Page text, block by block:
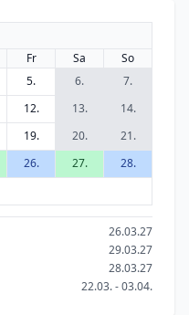
Fr Sa
So
5. 6.
7.
12. 13.
14.
19. 20.
21.
26. 27.
28.
26.03.27
29.03.27
28.03.27
22.03. - 03.04.